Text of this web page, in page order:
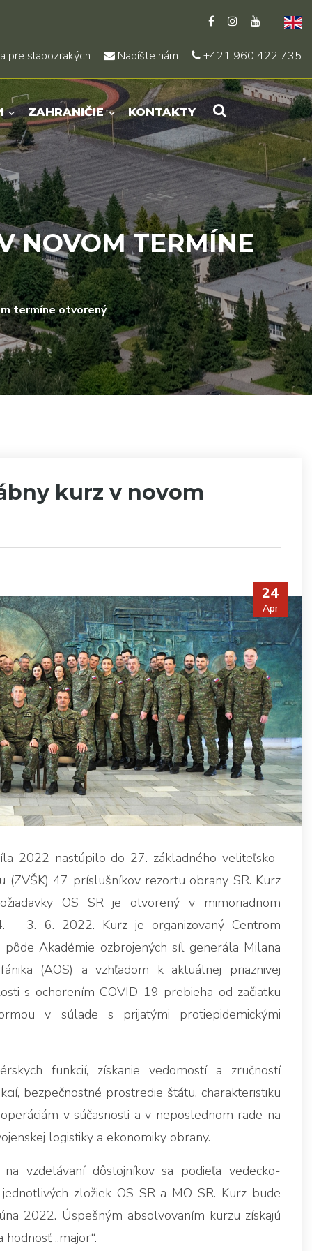
pre slabozrakých Napíšte nám +421 960 422 735
ZAHRANIČIE KONTAKTY
NOVOM TERMÍNE
termíne otvorený
kurz v novom
24
Apr
2022 nastúpilo do 27. základného veliteľsko-
(ZVŠK) 47 príslušníkov rezortu obrany SR. Kurz
OS SR je otvorený v mimoriadnom
– 3. 6. 2022. Kurz je organizovaný Centrom
pôde Akadémie ozbrojených síl generála Milana
(AOS) a vzhľadom k aktuálnej priaznivej
s ochorením COVID-19 prebieha od začiatku
v súlade s prijatými protiepidemickými
funkcií, získanie vedomostí a zručností
bezpečnostné prostredie štátu, charakteristiku
v súčasnosti a v neposlednom rade na
logistiky a ekonomiky obrany.
vzdelávaní dôstojníkov sa podieľa vedecko-
zložiek OS SR a MO SR. Kurz bude
2022. Úspešným absolvovaním kurzu získajú
„major“.